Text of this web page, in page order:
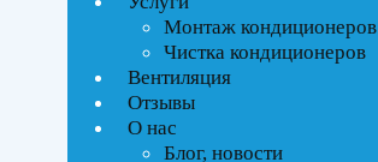
Монтаж кондиционеров
Чистка кондиционеров
Вентиляция
Отзывы
О нас
Блог, новости
On-Off стандартное